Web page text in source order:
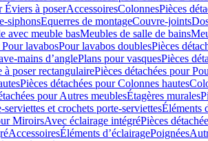
Éviers à poserAccessoiresColonnesPièces
siphonsEquerres de montageCouvre-joints
avec meuble basMeubles de salle de bains
Pour lavabosPour lavabos doublesPièces
mains d’anglePlans pour vasquesPièces
à poser rectangulairePièces détachées pour
Pièces détachées pour Colonnes hautes
pour Autres meublesÉtagères murales
serviettes et crochets porte-serviettesÉléments
MiroirsAvec éclairage intégréPièces
AccessoiresÉléments d’éclairagePoignées